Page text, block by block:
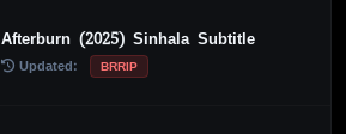
Afterburn (2025) Sinhala Subtitle
Updated: BRRIP